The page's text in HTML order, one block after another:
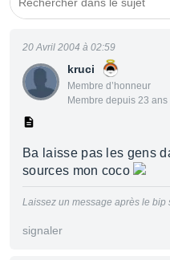
kruci
Membre d’honneur
Membre depuis 23 ans
20 Avril 2004 à 02:59
Ba laisse pas les gens
sources mon coco
Laissez un message après le
signaler